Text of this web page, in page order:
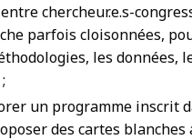
chercheur.e.s-
parfois cloisonnées,
les données,
un programme inscrit
des cartes